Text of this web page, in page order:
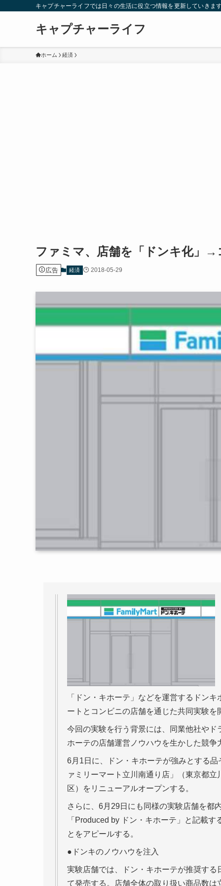
キャプチャーライフでは日々の生活に役立つ情報を更新していき
キャプチャーライフ
ホーム 経済
ファミマ、店舗を「ドンキ化」
広告 経済 2018-05-29
「ドン・キホーテ」などを運営するドン
ートとコンビニの店舗を通じた共同実験を
今回の実験を行う背景には、同業他社や
ホーテの店舗運営ノウハウを生かした競争
6月1日に、ドン・キホーテが強みとする
ァミリーマート立川南通り店」（東京都
区）をリニューアルオープンする。
さらに、6月29日にも同様の実験店舗を都
「Produced by ドン・キホーテ」と記載
とをアピールする。
●ドンキのノウハウを注入
実験店舗では、ドン・キホーテが推奨す
て発売する。店舗全体の取り扱い商品数